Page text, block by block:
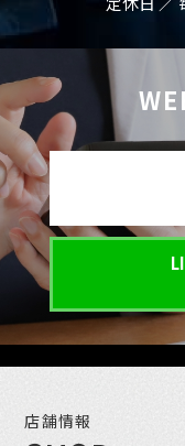
店舗情報